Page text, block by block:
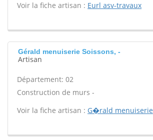
Voir la fiche artisan : Eurl asv-travaux
Gérald menuiserie Soissons, -
Artisan
Département: 02
Construction de murs -
Voir la fiche artisan : G�rald menuiserie